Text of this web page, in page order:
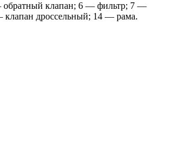
обратный клапан; 6 — фильтр; 7 —
дроссельный; 14 — рама.